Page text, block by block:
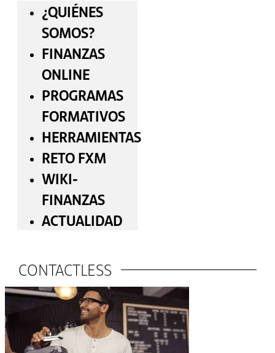
¿QUIÉNES
SOMOS?
FINANZAS
ONLINE
PROGRAMAS
FORMATIVOS
HERRAMIENTAS
RETO FXM
WIKI-
FINANZAS
ACTUALIDAD
CONTACTLESS